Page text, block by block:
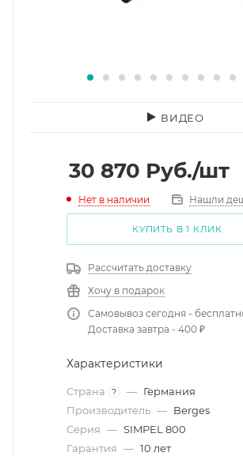
ВИДЕО
30 870 Руб./шт
Нет в наличии Нашли
КУПИТЬ В 1 КЛИК
Рассчитать доставку
Хочу в подарок
Самовывоз сегодня -
Доставка завтра - 400 ₽
Характеристики
Страна ? — Германия
Производитель — Berges
Серия — SIMPEL 800
Гарантия — 10 лет